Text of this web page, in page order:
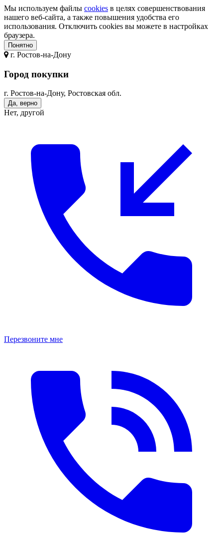
Мы используем файлы cookies в целях совершенствования
нашего веб-сайта, а также повышения удобства его
использования. Отключить cookies вы можете в настройках
браузера.
Понятно
г. Ростов-на-Дону
Город покупки
г. Ростов-на-Дону, Ростовская обл.
Да, верно
Нет, другой
Перезвоните мне